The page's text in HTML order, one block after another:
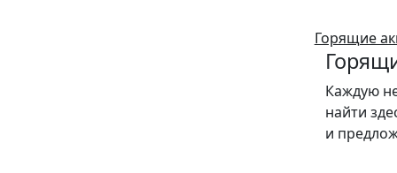
Горящие
Каждую
найти
и